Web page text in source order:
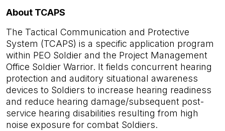
About TCAPS
The Tactical Communication and Protective
System (TCAPS) is a specific application program
within PEO Soldier and the Project Management
Office Soldier Warrior. It fields concurrent hearing
protection and auditory situational awareness
devices to Soldiers to increase hearing readiness
and reduce hearing damage/subsequent post-
service hearing disabilities resulting from high
noise exposure for combat Soldiers.